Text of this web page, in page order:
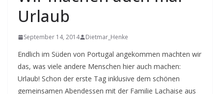
Urlaub
September 14, 2014 Dietmar_Henke
Endlich im Süden von Portugal angekommen machten wir
das, was viele andere Menschen hier auch machen:
Urlaub! Schon der erste Tag inklusive dem schönen
gemeinsamen Abendessen mit der Familie Lachaise aus